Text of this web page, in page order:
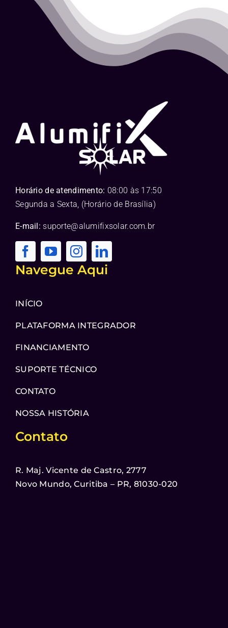
Horário de atendimento: 08:00 às 17:50
Segunda a Sexta, (Horário de Brasília)
E-mail: suporte@alumifixsolar.com.br
Navegue Aqui
INÍCIO
PLATAFORMA INTEGRADOR
FINANCIAMENTO
SUPORTE TÉCNICO
CONTATO
NOSSA HISTÓRIA
Contato
R. Maj. Vicente de Castro, 2777
Novo Mundo, Curitiba – PR, 81030-020